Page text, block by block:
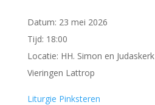
Datum: 23 mei 2026
Tijd: 18:00
Locatie: HH. Simon en Judaskerk
Vieringen Lattrop
Liturgie Pinksteren